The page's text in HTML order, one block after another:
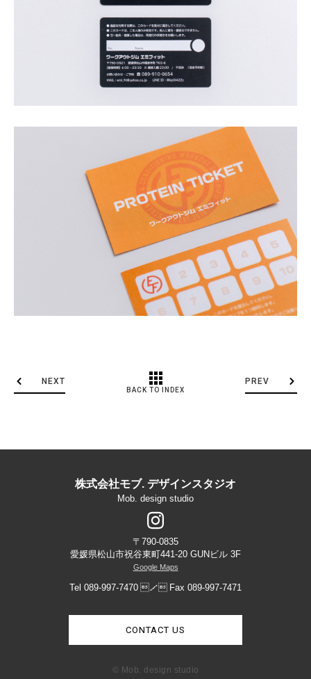
NEXT
BACK TO INDEX
PREV
株式会社モブ. デザインスタジオ
Mob. design studio
〒790-0835
愛媛県松山市祝谷東町441-20 GUNビル 3F
Google Maps
Tel 089-997-7470 ／ Fax 089-997-7471
CONTACT US
© Mob. design studio